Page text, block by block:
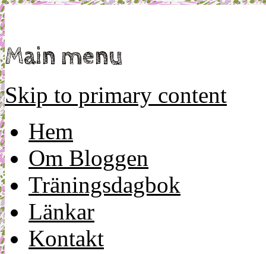
Main menu
Skip to primary content
Hem
Om Bloggen
Träningsdagbok
Länkar
Kontakt